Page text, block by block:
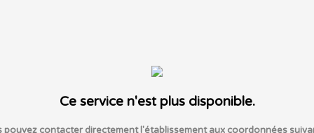
Ce service n'est plus disponible.
pouvez contacter directement l'établissement aux coordonnées